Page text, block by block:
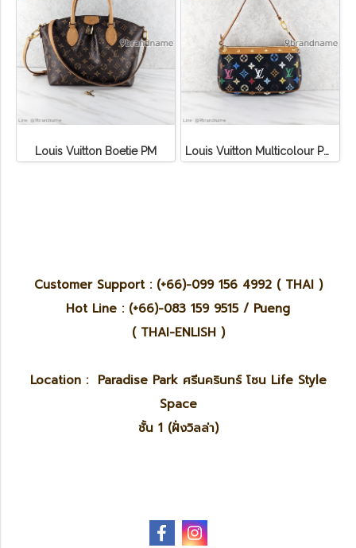
Louis Vuitton Boetie PM Louis Vuitton Multicolour Pochette Canvas
Customer Support : (+66)-099 156 4992 ( THAI )
Hot Line : (+66)-083 159 9515 / Pueng
( THAI-ENLISH )
Location : Paradise Park ศรีนครินทร์ โซน Life Style
Space
ชั้น 1 (ฝั่งวิลล่า)